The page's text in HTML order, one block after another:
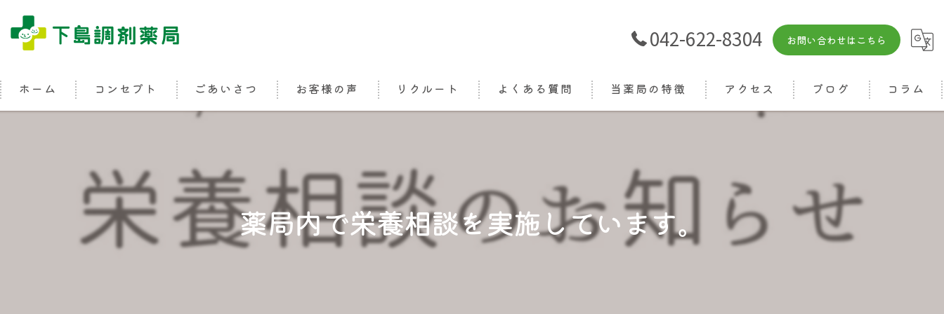
042-622-8304 お問い合わせはこちら
ホーム コンセプト ごあいさつ お客様の声 リクルート よくある質問 当薬局の特徴
栄養相談
かかりつけ
介護
アクセス ブログ コラム
薬局内で栄養相談を実施しています。